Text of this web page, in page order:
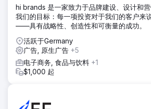
hi brands 是一家致力于品牌建设、设计和营
我们的目标：每一项投资对于我们的客户来
——具有战略性、创造性和可衡量的成功。
活跃于Germany
广告, 原生广告 +5
电子商务, 食品与饮料 +1
$1,000 起